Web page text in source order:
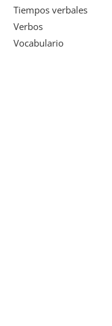
Tiempos verbales
Verbos
Vocabulario